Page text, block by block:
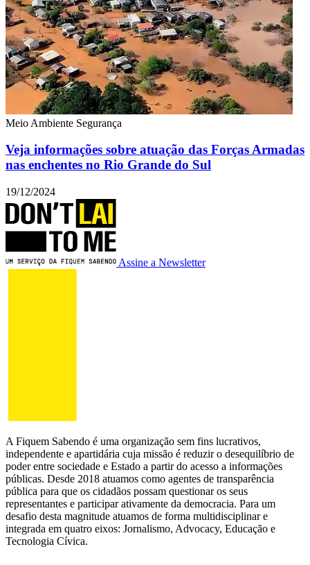
Meio Ambiente Segurança
Veja informações sobre atuação das Forças Armadas
nas enchentes no Rio Grande do Sul
19/12/2024
Assine a Newsletter
A Fiquem Sabendo é uma organização sem fins lucrativos,
independente e apartidária cuja missão é reduzir o desequilíbrio de
poder entre sociedade e Estado a partir do acesso a informações
públicas. Desde 2018 atuamos como agentes de transparência
pública para que os cidadãos possam questionar os seus
representantes e participar ativamente da democracia. Para um
desafio desta magnitude atuamos de forma multidisciplinar e
integrada em quatro eixos: Jornalismo, Advocacy, Educação e
Tecnologia Cívica.